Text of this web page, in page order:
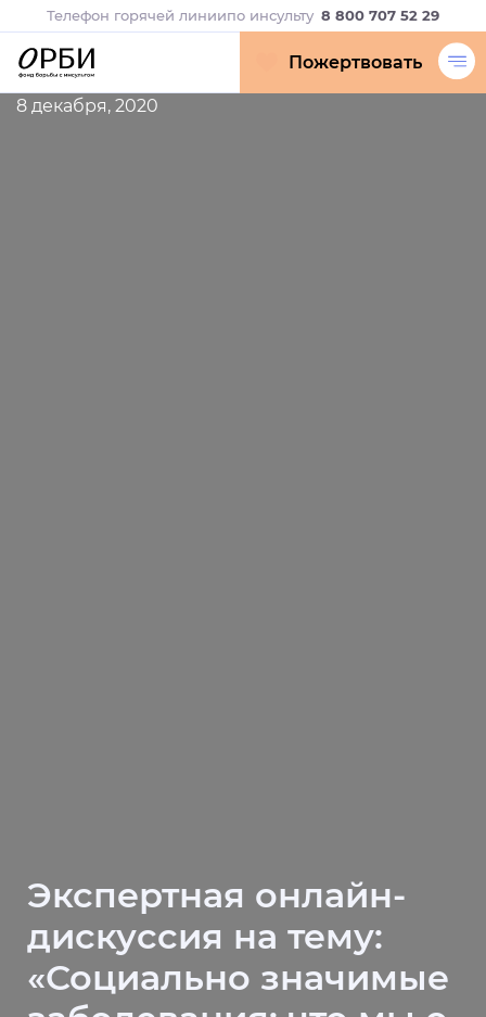
Телефон горячей линиипо инсульту 8 800 707 52 29
Пожертвовать
8 декабря, 2020
Экспертная онлайн-
дискуссия на тему:
«Социально значимые